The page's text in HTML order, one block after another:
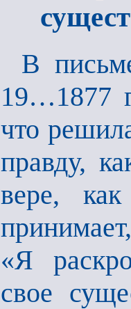
В
19…1877
что
правду,
вере,
«Я
свое